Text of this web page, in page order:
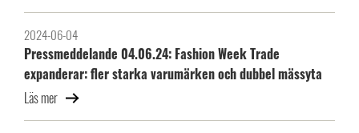
2024-06-04
Pressmeddelande 04.06.24: Fashion Week Trade
expanderar: fler starka varumärken och dubbel mässyta
Läs mer